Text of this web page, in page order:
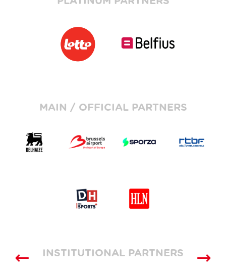
MAIN / OFFICIAL PARTNERS
INSTITUTIONAL PARTNERS